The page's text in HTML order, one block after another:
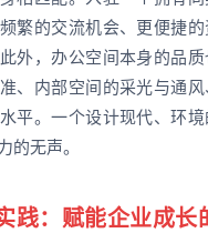
繁的交流机会、更便捷
外，办公空间本身的品
、内部空间的采光与通
平。一个设计现代、环
的无声。
践：赋能企业成长